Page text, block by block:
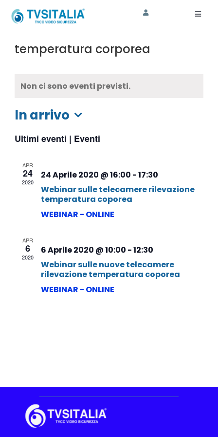
CORSI
ASSISTENZA
temperatura corporea
Non ci sono eventi previsti.
In arrivo
la
Ultimi eventi | Eventi
APR
24
2020
24 Aprile 2020 @ 16:00 -17:30
Webinar sulle telecamere rilevazione
temperatura coporea
WEBINAR - ONLINE
APR
6
2020
6 Aprile 2020 @ 10:00 -12:30
Webinar sulle nuove telecamere
rilevazione temperatura coporea
WEBINAR - ONLINE